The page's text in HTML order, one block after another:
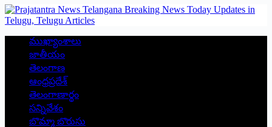
ముఖ్యాంశాలు
జాతీయం
తెలంగాణ
ఆంధ్రప్రదేశ్
తెలంగాణార్థం
సన్నివేశం
బొమ్మా బొరుసు